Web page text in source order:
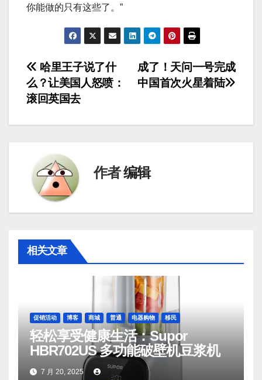
你能做的只有这些了。”
文
章
成了！天问一号完成
中国首次火星着陆
哈里王子说了什
么？让美国人怒喷：
滚回英国去
作者编辑
相关文章
促销活动 博客 商城 普通 电器购物 移民
轻松享受健康生活：Supor
HBR702US 多功能破壁机豆浆机
7 月 20, 2025